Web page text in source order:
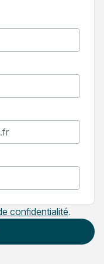
confidentialité.